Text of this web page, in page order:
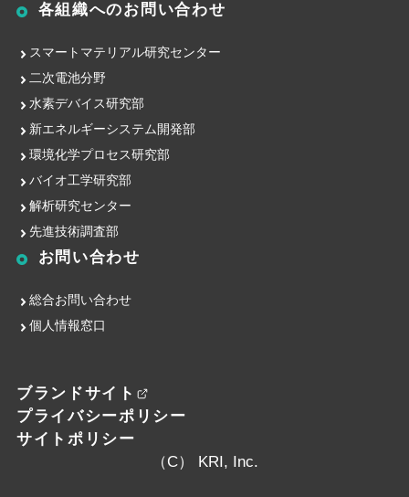
各組織へのお問い合わせ
スマートマテリアル研究センター
二次電池分野
水素デバイス研究部
新エネルギーシステム開発部
環境化学プロセス研究部
バイオ工学研究部
解析研究センター
先進技術調査部
お問い合わせ
総合お問い合わせ
個人情報窓口
ブランドサイト
プライバシーポリシー
サイトポリシー
（C） KRI, Inc.